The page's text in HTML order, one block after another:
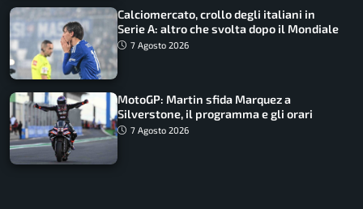
Calciomercato, crollo degli italiani in
Serie A: altro che svolta dopo il Mondiale
7 Agosto 2026
MotoGP: Martin sfida Marquez a
Silverstone, il programma e gli orari
7 Agosto 2026